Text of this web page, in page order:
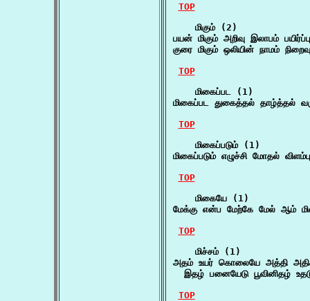
TOP
    மிகும் (2)
பயன் மிகும் அறிவு இலாபம்
குரை மிகும் ஒலியின் நாமம்
TOP
    மிகைப்பட (1)
மிகைப்பட துகைத்தல் தாழ்த்தல்
TOP
    மிகைப்படும் (1)
மிகைப்படும் எழுச்சி மோதல்
TOP
    மிகையே (1)
மேக்கு என்ப மேற்கே மேல் ஆம்
TOP
    மிச்சம் (1)
அதம் உயர் கொலையே அத்தி
இதழ் பனையேடு பூவினிதழ்
TOP